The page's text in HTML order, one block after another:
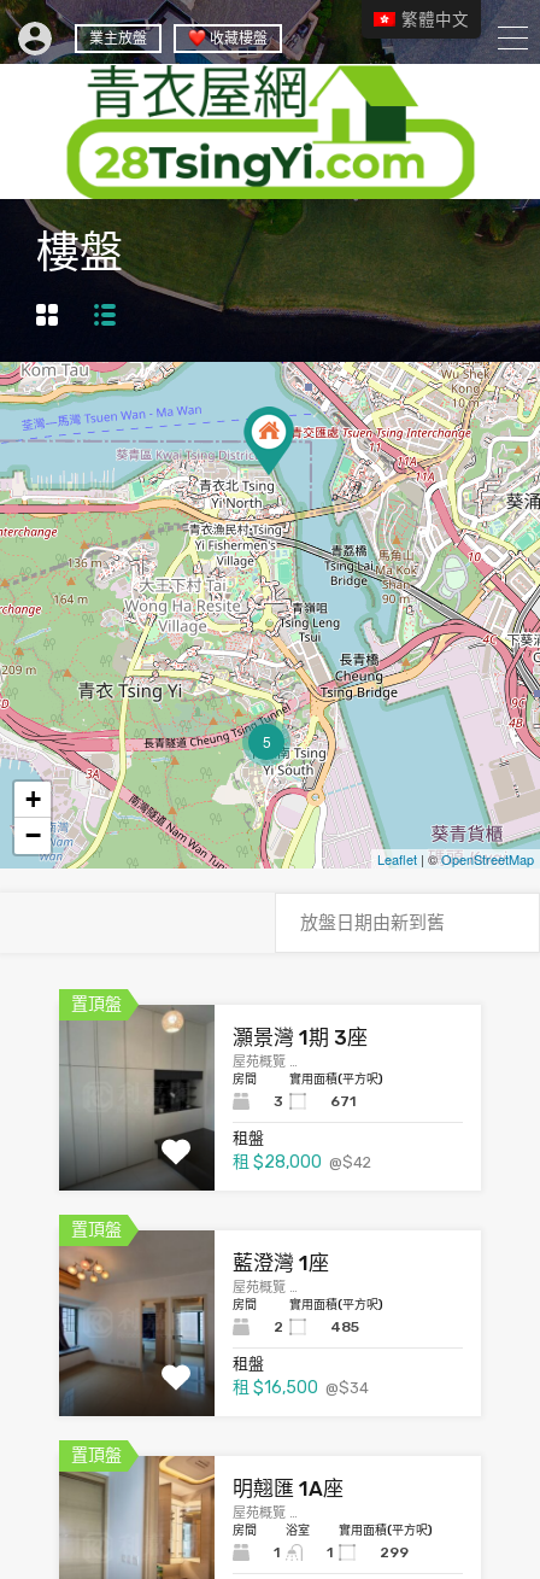
業主放盤 收藏樓盤
樓盤
5
+
−
Leaflet | ©OpenStreetMap
置頂盤
灝景灣 1期 3座
屋苑概覽 …
房間
3
實用面積(平方呎)
671
租盤
租 $28,000 @$42
置頂盤
藍澄灣 1座
屋苑概覽 …
房間
2
實用面積(平方呎)
485
租盤
租 $16,500 @$34
置頂盤
明翹匯 1A座
屋苑概覽 …
房間
1
浴室
1
實用面積(平方呎)
299
繁體中文